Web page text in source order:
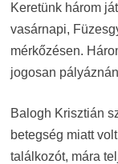
Keretünk három
vasárnapi,
mérkőzésen.
jogosan
Balogh Krisztián
betegség miatt
találkozót, mára